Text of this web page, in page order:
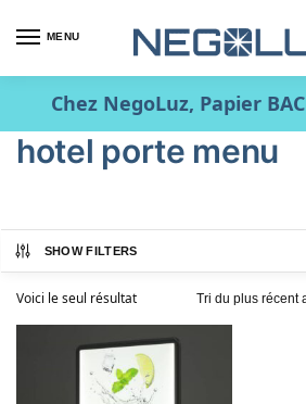
MENU
Chez NegoLuz, Papier
hotel porte menu
SHOW FILTERS
Voici le seul résultat